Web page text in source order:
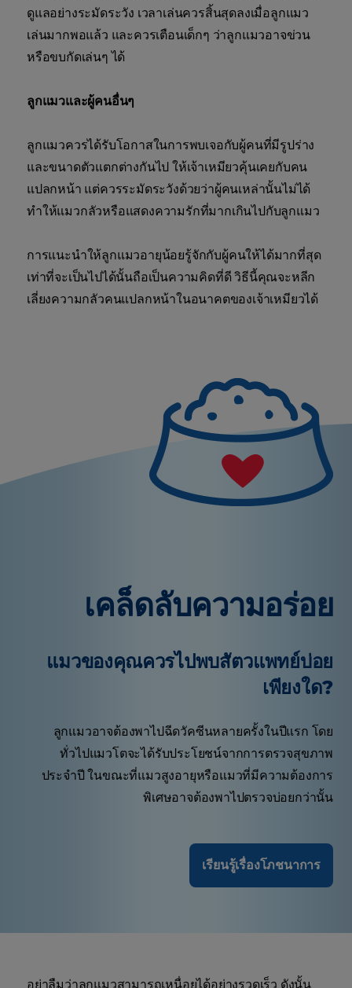
ดูแลอย่างระมัดระวัง เวลาเล่นควรสิ้นสุดลงเมื่อลูกแมว
เล่นมากพอแล้ว และควรเตือนเด็กๆ ว่าลูกแมวอาจข่วน
หรือขบกัดเล่นๆ ได้
ลูกแมวและผู้คนอื่นๆ
ลูกแมวควรได้รับโอกาสในการพบเจอกับผู้คนที่มีรูปร่าง
และขนาดตัวแตกต่างกันไป ให้เจ้าเหมียวคุ้นเคยกับคน
แปลกหน้า แต่ควรระมัดระวังด้วยว่าผู้คนเหล่านั้นไม่ได้
ทำให้แมวกลัวหรือแสดงความรักที่มากเกินไปกับลูกแมว
การแนะนำให้ลูกแมวอายุน้อยรู้จักกับผู้คนให้ได้มากที่สุด
เท่าที่จะเป็นไปได้นั้นถือเป็นความคิดที่ดี วิธีนี้คุณจะหลีก
เลี่ยงความกลัวคนแปลกหน้าในอนาคตของเจ้าเหมียวได้
เคล็ดลับความอร่อย
แมวของคุณควรไปพบสัตวแพทย์บ่อย
เพียงใด?
ลูกแมวอาจต้องพาไปฉีดวัคซีนหลายครั้งในปีแรก โดย
ทั่วไปแมวโตจะได้รับประโยชน์จากการตรวจสุขภาพ
ประจำปี ในขณะที่แมวสูงอายุหรือแมวที่มีความต้องการ
พิเศษอาจต้องพาไปตรวจบ่อยกว่านั้น
เรียนรู้เรื่องโภชนาการ
อย่าลืมว่าลูกแมวสามารถเหนื่อยได้อย่างรวดเร็ว ดังนั้น